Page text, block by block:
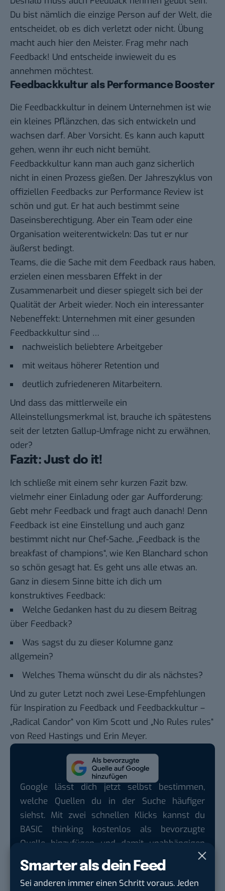
Smarter als dein Feed
Sei anderen immer einen Schritt voraus. Jeden
Du bist nämlich die einzige Person auf der Welt, die
entscheidet, ob es dich verletzt oder nicht. Übung
macht auch hier den Meister. Frag mehr nach
Feedback! Und entscheide inwieweit du es
annehmen möchtest.
Feedbackkultur als Performance Booster
Die Feedbackkultur in deinem Unternehmen ist wie
ein kleines Pflänzchen, das sich entwickeln und
wachsen darf. Aber Vorsicht. Es kann auch kaputt
gehen, wenn ihr euch nicht bemüht.
Feedbackkultur kann man auch ganz sicherlich
nicht in einen Prozess gießen. Der Jahreszyklus von
offiziellen Feedbacks zur Performance Review ist
schön und gut. Er hat auch bestimmt seine
Daseinsberechtigung. Aber ein Team oder eine
Organisation weiterentwickeln: Das tut er nur
äußerst bedingt.
Teams, die die Sache mit dem Feedback raus haben,
erzielen einen messbaren Effekt in der
Zusammenarbeit und dieser spiegelt sich bei der
Qualität der Arbeit wieder. Noch ein interessanter
Nebeneffekt: Unternehmen mit einer gesunden
Feedbackkultur sind …
nachweislich beliebtere Arbeitgeber
mit weitaus höherer Retention und
deutlich zufriedeneren Mitarbeitern.
Und dass das mittlerweile ein
Alleinstellungsmerkmal ist, brauche ich spätestens
seit der letzten Gallup-Umfrage nicht zu erwähnen,
oder?
Fazit: Just do it!
Ich schließe mit einem sehr kurzen Fazit bzw.
vielmehr einer Einladung oder gar Aufforderung:
Gebt mehr Feedback und fragt auch danach! Denn
Feedback ist eine Einstellung und auch ganz
bestimmt nicht nur Chef-Sache. „Feedback is the
breakfast of champions“, wie Ken Blanchard schon
so schön gesagt hat. Es geht uns alle etwas an.
Ganz in diesem Sinne bitte ich dich um
konstruktives Feedback:
Welche Gedanken hast du zu diesem Beitrag
über Feedback?
Was sagst du zu dieser Kolumne ganz
allgemein?
Welches Thema wünscht du dir als nächstes?
Und zu guter Letzt noch zwei Lese-Empfehlungen
für Inspiration zu Feedback und Feedbackkultur –
„Radical Candor“ von Kim Scott und „No Rules rules“
von Reed Hastings und Erin Meyer.
Google lässt dich jetzt selbst bestimmen,
welche Quellen du in der Suche häufiger
siehst. Mit zwei schnellen Klicks kannst du
BASIC thinking kostenlos als bevorzugte
Quelle hinzufügen und damit unabhängigen
Tech-Journalismus unterstützen. Vielen Dank!
Hier basicthinking.de hinzufügen